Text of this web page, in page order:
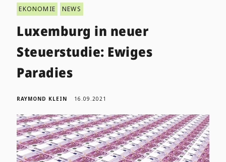
EKONOMIE NEWS
Luxemburg in neuer
Steuerstudie: Ewiges
Paradies
RAYMOND KLEIN 16.09.2021